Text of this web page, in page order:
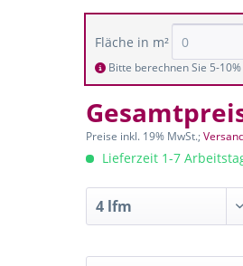
Fläche in m²
Bitte berechnen Sie 5-
Preise inkl. 19% MwSt.;
Lieferzeit 1-7